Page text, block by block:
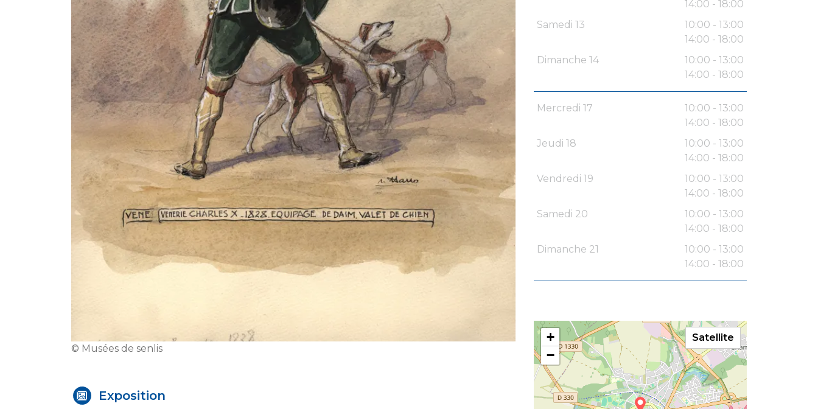
14:00 - 18:00
Samedi 13
10:00 - 13:00
14:00 - 18:00
Dimanche 14
10:00 - 13:00
14:00 - 18:00
Mercredi 17
10:00 - 13:00
14:00 - 18:00
Jeudi 18
10:00 - 13:00
14:00 - 18:00
Vendredi 19
10:00 - 13:00
14:00 - 18:00
Samedi 20
10:00 - 13:00
14:00 - 18:00
Dimanche 21
10:00 - 13:00
14:00 - 18:00
+
−
Satellite
© Musées de senlis
Exposition